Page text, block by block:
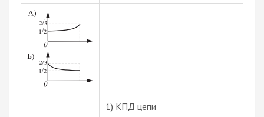
1) КПД цепи